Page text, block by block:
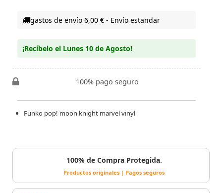
gastos de envío 6,00 € - Envío estandar
¡Recíbelo el Lunes 10 de Agosto!
100% pago seguro
Funko pop! moon knight marvel vinyl
100% de Compra Protegida.
Productos originales | Pagos seguros